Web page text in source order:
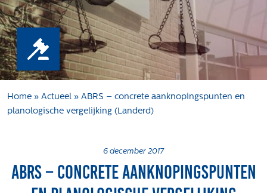
Taxaties overheid
Taxaties zakelijk
Schadevergoedingsrecht
Rentmeesterij
Transities
Projecten
Tender-light Amundsenstraat Valkenswaard
Concurrentiegerichte dialoog en tenderstrategie
Home » Actueel » ABRS – concrete aanknopingspunten en
planologische vergelijking (Landerd)
6 december 2017
ABRS – concrete aanknopingspunten